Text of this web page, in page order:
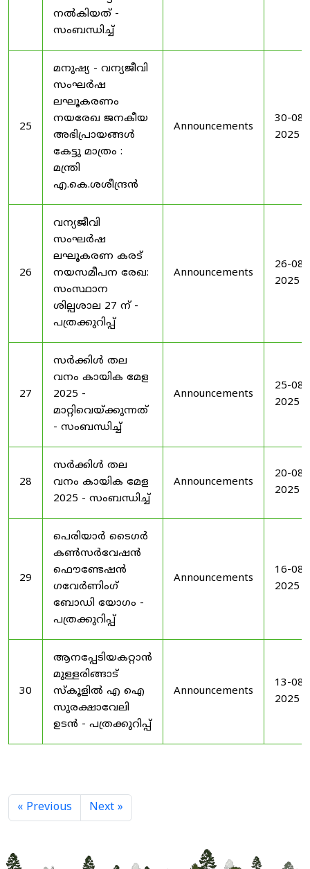
നൽകിയത് -
സംബന്ധിച്ച്
25
മനുഷ്യ - വന്യജീവി
സംഘർഷ
ലഘൂകരണം
നയരേഖ ജനകീയ
അഭിപ്രായങ്ങൾ
കേട്ടു മാത്രം :
മന്ത്രി
എ.കെ.ശശീന്ദ്രൻ
Announcements
30-08-
2025
26
വന്യജീവി
സംഘർഷ
ലഘൂകരണ കരട്
നയസമീപന രേഖ:
സംസ്ഥാന
ശില്പശാല 27 ന് -
പത്രക്കുറിപ്പ്
Announcements
26-08-
2025
27
സർക്കിൾ തല
വനം കായിക മേള
2025 -
മാറ്റിവെയ്ക്കുന്നത്
- സംബന്ധിച്ച്
Announcements
25-08-
2025
28
സർക്കിൾ തല
വനം കായിക മേള
2025 - സംബന്ധിച്ച്
Announcements
20-08-
2025
29
പെരിയാർ ടൈഗർ
കൺസർവേഷൻ
ഫൌണ്ടേഷൻ
ഗവേർണിംഗ്
ബോഡി യോഗം -
പത്രക്കുറിപ്പ്
Announcements
16-08-
2025
30
ആനപ്പേടിയകറ്റാൻ
മുള്ളരിങ്ങാട്
സ്കൂളിൽ എ ഐ
സുരക്ഷാവേലി
ഉടൻ - പത്രക്കുറിപ്പ്
Announcements
13-08-
2025
« Previous Next »